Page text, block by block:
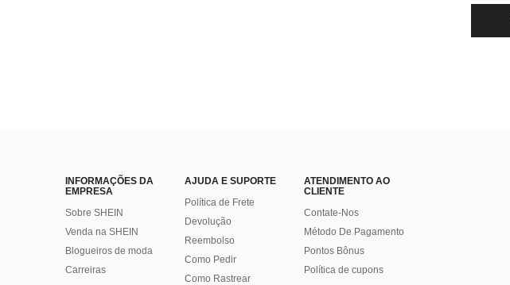
INFORMAÇÕES DA
EMPRESA
Sobre SHEIN
Venda na SHEIN
Blogueiros de moda
Carreiras
AJUDA E SUPORTE
Política de Frete
Devolução
Reembolso
Como Pedir
Como Rastrear
ATENDIMENTO AO
CLIENTE
Contate-Nos
Método De Pagamento
Pontos Bônus
Política de cupons